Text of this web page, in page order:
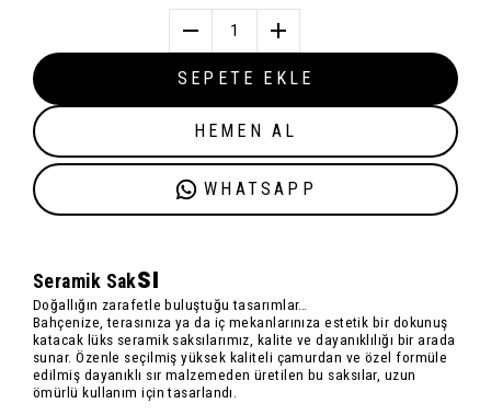
1
SEPETE EKLE
HEMEN AL
WHATSAPP
Seramik Saksı
Doğallığın zarafetle buluştuğu tasarımlar…
Bahçenize, terasınıza ya da iç mekanlarınıza estetik bir dokunuş
katacak lüks seramik saksılarımız , kalite ve dayanıklılığı bir arada
sunar. Özenle seçilmişyüksek kaliteli çamurdan ve özel formüle
edilmiş dayanıklı sır malzemeden üretilen bu saksılar, uzun
ömürlü kullanım için tasarlandı.